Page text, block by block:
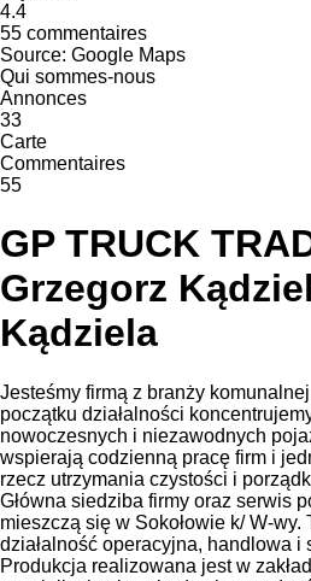
4.4
55 commentaires
Source: Google Maps
Qui sommes-nous
Annonces
33
Carte
Commentaires
55
GP TRUCK
Grzegorz
Kądziela
Jesteśmy firmą z branży
początku działalności
nowoczesnych i niezawodnych
wspierają codzienną pracę firm i
rzecz utrzymania czystości i
Główna siedziba firmy oraz serwis
mieszczą się w Sokołowie k/ W-
działalność operacyjna, handlowa i
Produkcja realizowana jest w